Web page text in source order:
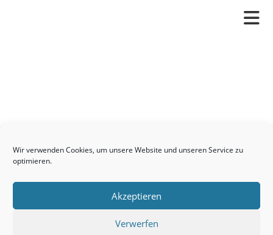
Wir verwenden Cookies, um unsere Website und unseren Service zu
optimieren.
Akzeptieren
Verwerfen
Kontakt
Links
Neuigkeiten
Seelsorge / Sakramente